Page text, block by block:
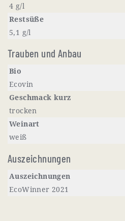
4 g/l
Restsüße
5,1 g/l
Trauben und Anbau
Bio
Ecovin
Geschmack kurz
trocken
Weinart
weiß
Auszeichnungen
Auszeichnungen
EcoWinner 2021